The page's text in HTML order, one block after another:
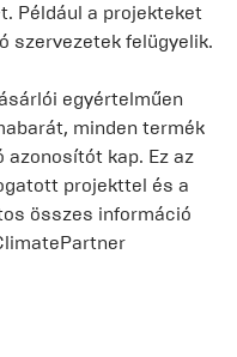
Például a projekteket
szervezetek felügyelik.
egyértelműen
minden termék
azonosítót kap. Ez az
projekttel és a
összes információ